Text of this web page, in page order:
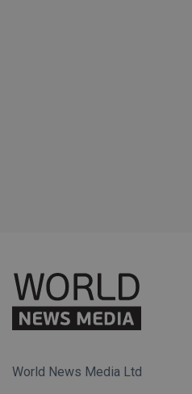
World News Media Ltd